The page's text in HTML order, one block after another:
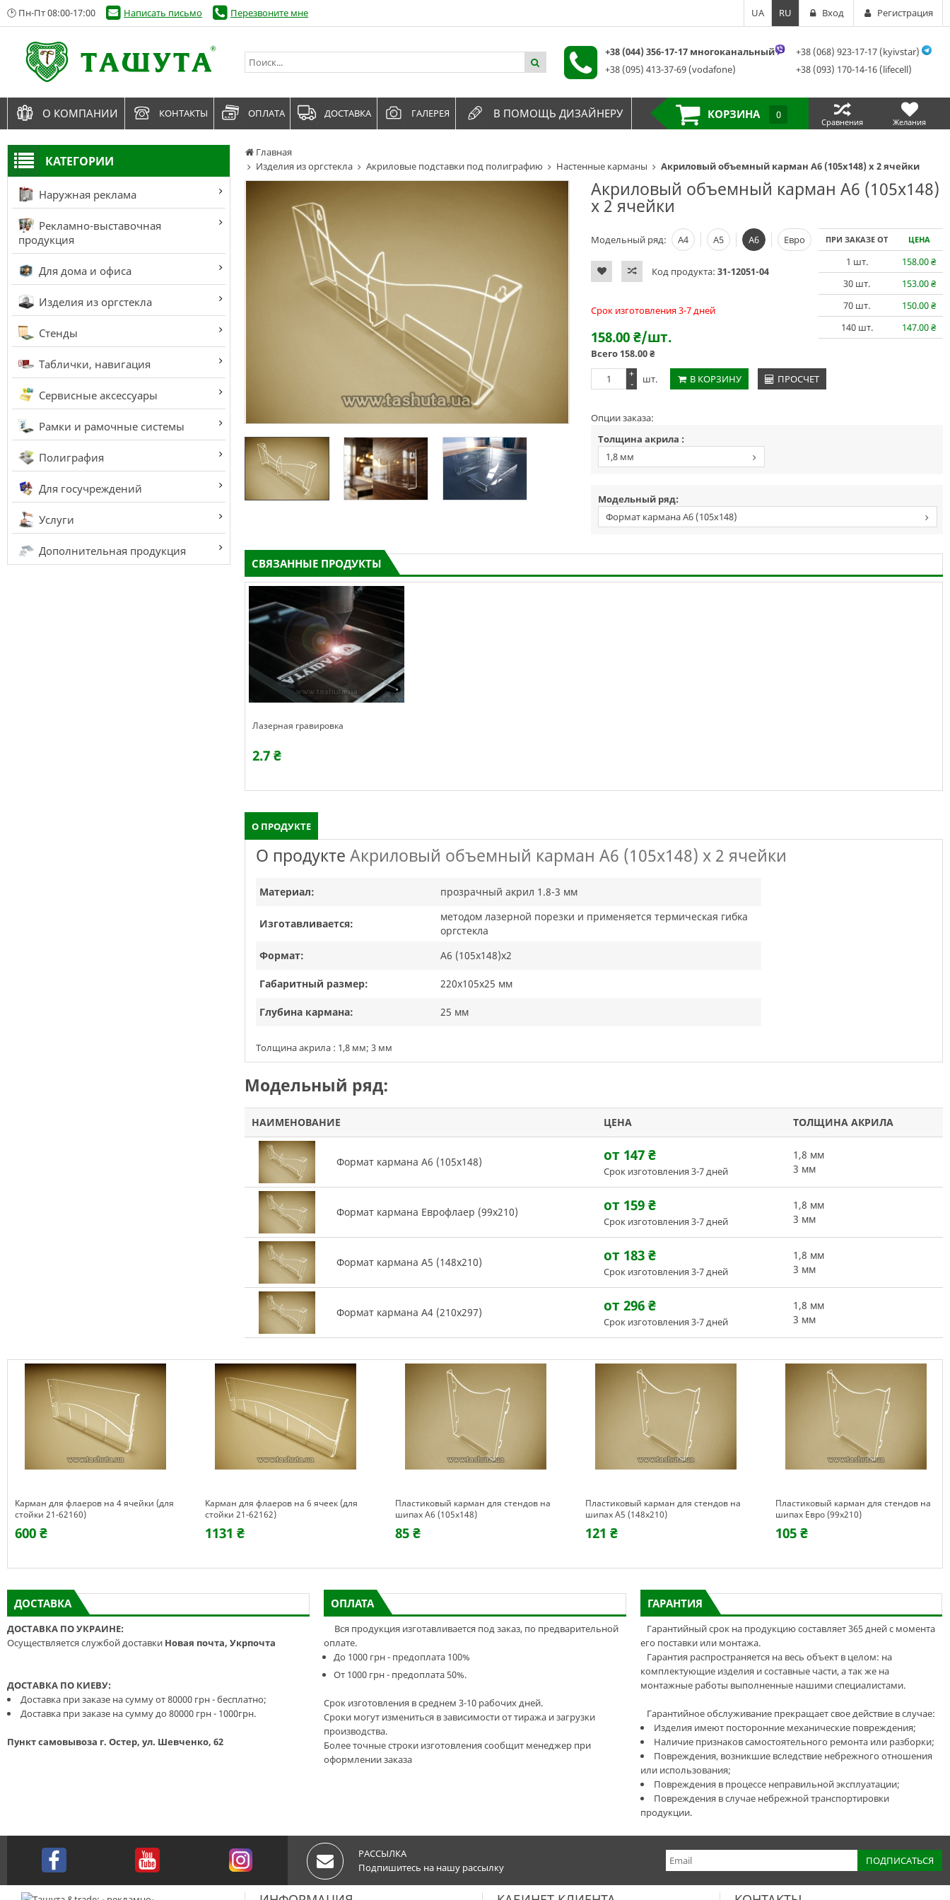
КАТЕГОРИИ
Наружная реклама
Рекламно-выставочная
продукция
Для дома и офиса
Изделия из оргстекла
Стенды
Таблички, навигация
Сервисные аксессуары
Рамки и рамочные системы
Полиграфия
Для госучреждений
Услуги
Дополнительная продукция
Главная
Изделия из оргстекла
Акриловые подставки под полиграфию Настенные карманы Акриловый объемный карман А6 (105х148) х 2 ячейки
Акриловый объемный карман А6 (105х148)
х 2 ячейки
ПРИ ЗАКАЗЕ ОТ ЦЕНА
1 шт. 158.00₴
30 шт. 153.00₴
70 шт. 150.00₴
140шт. 147.00₴
Модельный ряд: А4 А5 А6 Евро
Код продукта: 31-12051-04
Срок изготовления 3-7 дней
158.00₴/шт.
Всего158.00₴
+
-
шт. В КОРЗИНУ ПРОСЧЕТ
Опции заказа:
Толщина акрила :
1,8 мм
Модельный ряд:
Формат кармана А6 (105х148)
СВЯЗАННЫЕ ПРОДУКТЫ
Лазерная гравировка
2.7 ₴
О ПРОДУКТЕ
О продукте Акриловый объемный карман А6 (105х148) х 2 ячейки
Материал: прозрачный акрил 1.8-3 мм
Изготавливается:
методом лазерной порезки и применяется термическая гибка
оргстекла
Формат:
А6 (105х148)х2
Габаритный размер: 220х105х25 мм
Глубина кармана: 25 мм
Толщина акрила : 1,8 мм; 3 мм
Модельный ряд:
НАИМЕНОВАНИЕ ЦЕНА ТОЛЩИНА АКРИЛА
Формат кармана А6 (105х148) от 147₴
Срок изготовления 3-7 дней
1,8 мм
3 мм
Формат кармана Еврофлаер (99х210) от 159₴
Срок изготовления 3-7 дней
1,8 мм
3 мм
Формат кармана А5 (148х210) от 183₴
Срок изготовления 3-7 дней
1,8 мм
3 мм
Формат кармана А4 (210х297) от 296₴
Срок изготовления 3-7 дней
1,8 мм
3 мм
Карман для флаеров на 4 ячейки (для
стойки 21-62160)
600 ₴
Карман для флаеров на 6 ячеек (для
стойки 21-62162)
1131 ₴
Пластиковый карман для стендов на
шипах А6 (105х148)
85 ₴
Пластиковый карман для стендов на
шипах А5 (148х210)
121 ₴
Пластиковый карман для стендов на
шипах Евро (99х210)
105 ₴
ДОСТАВКА
ДОСТАВКА ПО УКРАИНЕ:
Осуществляется службой доставки Новая почта, Укрпочта
ДОСТАВКА ПО КИЕВУ:
Доставка при заказе на сумму от 80000 грн - бесплатно;
Доставка при заказе на сумму до 80000 грн - 1000грн.
Пункт самовывоза г. Остер, ул. Шевченко, 62
ОПЛАТА
Вся продукция изготавливается под заказ, по предварительной
оплате.
До 1000 грн - предоплата 100%
От 1000 грн - предоплата 50%.
Срок изготовления в среднем 3-10 рабочих дней.
Сроки могут измениться в зависимости от тиража и загрузки
производства.
Более точные строки изготовления сообщит менеджер при
оформлении заказа
ГАРАНТИЯ
Гарантийный срок на продукцию составляет 365 дней с момента
его поставки или монтажа.
Гарантия распространяется на весь объект в целом: на
комплектующие изделия и составные части, а так же на
монтажные работы выполненные нашими специалистами.
Гарантийное обслуживание прекращает свое действие в случае:
Изделия имеют посторонние механические повреждения;
Наличие признаков самостоятельного ремонта или разборки;
Повреждения, возникшие вследствие небрежного отношения
или использования;
Повреждения в процессе неправильной эксплуатации;
Повреждения в случае небрежной транспортировки
продукции.
🕑 Пн-Пт 08:00-17:00 Написать письмо Перезвоните мне UA RU Вход Регистрация
+38 (044) 356-17-17 многоканальный
+38 (095) 413-37-69 (vodafone)
+38 (068) 923-17-17 (kyivstar)
+38 (093) 170-14-16 (lifecell)
О КОМПАНИИ КОНТАКТЫ ОПЛАТА ДОСТАВКА ГАЛЕРЕЯ В ПОМОЩЬ ДИЗАЙНЕРУ КОРЗИНА 0
Сравнения Желания
РАССЫЛКА
Подпишитесь на нашу рассылку